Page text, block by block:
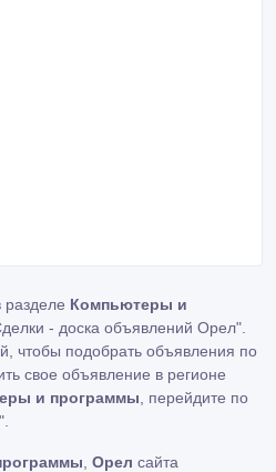
разделе Компьютеры и
- доска объявлений Орел".
чтобы подобрать объявления по
свое объявление в регионе
и программы , перейдите по
Орел сайта